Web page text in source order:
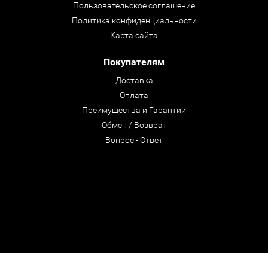
Пользовательское соглашение
Политика конфиденциальности
Карта сайта
Покупателям
Доставка
Оплата
Преимущества и Гарантии
Обмен / Возврат
Вопрос - Ответ